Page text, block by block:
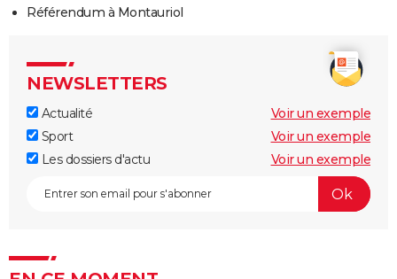
Référendum à Montauriol
NEWSLETTERS
Actualité
Voir un exemple
Sport
Voir un exemple
Les dossiers d'actu
Voir un exemple